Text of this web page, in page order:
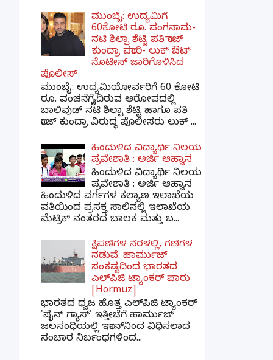
ಮುಂಬೈ: ಉದ್ಯಮಿಗೆ
60ಕೋಟಿ ರೂ. ಪಂಗನಾಮ-
ನಟಿ ಶಿಲ್ಪಾ ಶೆಟ್ಟಿ ಪತಿ ರಾಜ್
ಕುಂದ್ರಾ ಪರಾರಿ- ಲುಕ್ ಔಟ್
ನೊಟೀಸ್ ಜಾರಿಗೊಳಿಸಿದ
ಪೊಲೀಸ್
ಮುಂಬೈ: ಉದ್ಯಮಿಯೋರ್ವರಿಗೆ 60 ಕೋಟಿ
ರೂ. ವಂಚನೆಗೈದಿರುವ ಆರೋಪದಲ್ಲಿ
ಬಾಲಿವುಡ್ ನಟಿ ಶಿಲ್ಪಾ ಶೆಟ್ಟಿ ಹಾಗೂ ಪತಿ
ರಾಜ್ ಕುಂದ್ರಾ ವಿರುದ್ಧ ಪೊಲೀಸರು ಲುಕ್ ...
ಹಿಂದುಳಿದ ವಿದ್ಯಾರ್ಥಿ ನಿಲಯ
ಪ್ರವೇಶಾತಿ : ಅರ್ಜಿ ಆಹ್ವಾನ
ಹಿಂದುಳಿದ ವಿದ್ಯಾರ್ಥಿ ನಿಲಯ
ಪ್ರವೇಶಾತಿ : ಅರ್ಜಿ ಆಹ್ವಾನ
ಹಿಂದುಳಿದ ವರ್ಗಗಳ ಕಲ್ಯಾಣ ಇಲಾಖೆಯ
ವತಿಯಿಂದ ಪ್ರಸಕ್ತ ಸಾಲಿನಲ್ಲಿ ಇಲಾಖೆಯ
ಮೆಟ್ರಿಕ್ ನಂತರದ ಬಾಲಕ ಮತ್ತು ಬ...
ಕ್ಷಿಪಣಿಗಳ ನೆರಳಲ್ಲಿ, ಗಣಿಗಳ
ನಡುವೆ: ಹಾರ್ಮುಜ್
ಸಂಕಷ್ಟದಿಂದ ಭಾರತದ
ಎಲ್‌ಪಿಜಿ ಟ್ಯಾಂಕರ್ ಪಾರು
[Hormuz]
ಭಾರತದ ಧ್ವಜ ಹೊತ್ತ ಎಲ್‌ಪಿಜಿ ಟ್ಯಾಂಕರ್
'ಪೈನ್ ಗ್ಯಾಸ್' ಇತ್ತೀಚೆಗೆ ಹಾರ್ಮುಜ್
ಜಲಸಂಧಿಯಲ್ಲಿ ಇರಾನ್‌ನಿಂದ ವಿಧಿಸಲಾದ
ಸಂಚಾರ ನಿರ್ಬಂಧಗಳಿಂದ...